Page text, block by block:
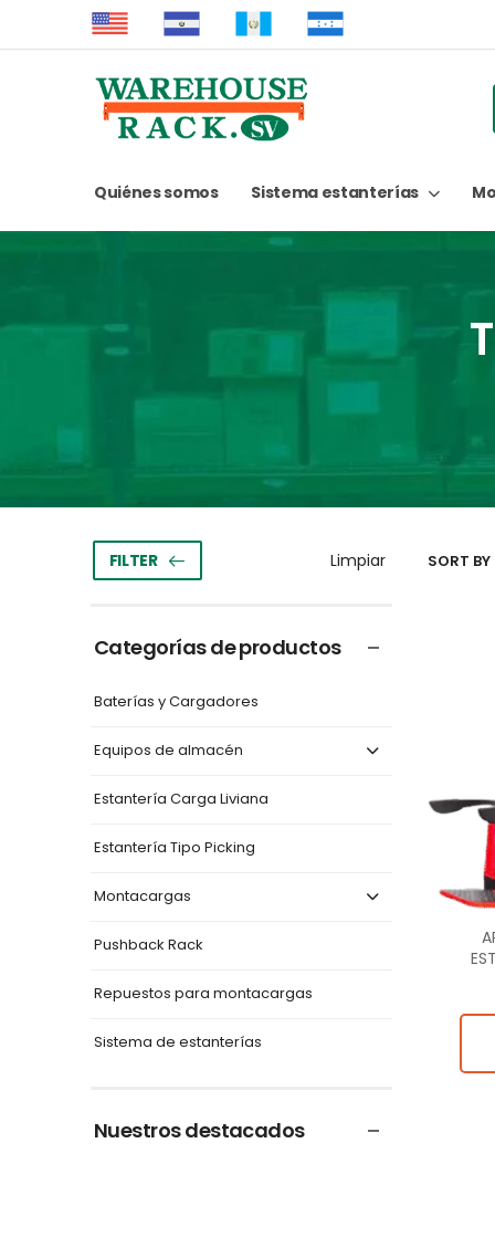
Quiénes somos Sistema estanterías
FILTER
Categorías de productos
Baterías y Cargadores
Equipos de almacén
Estantería Carga Liviana
Estantería Tipo Picking
Montacargas
Pushback Rack
Repuestos para montacargas
Sistema de estanterías
Nuestros destacados
SORT BY